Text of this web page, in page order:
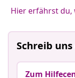
Hier erfährst du,
Schreib
Zum